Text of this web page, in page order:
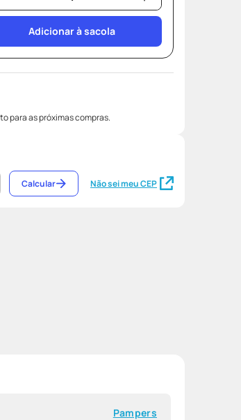
Adicionar à sacola
para as próximas compras.
Não sei meu CEP
Calcular
Pampers